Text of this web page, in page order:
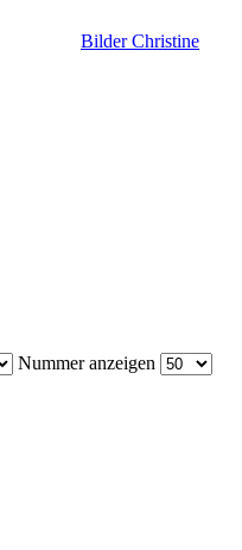
Bilder Christine
Nummer anzeigen